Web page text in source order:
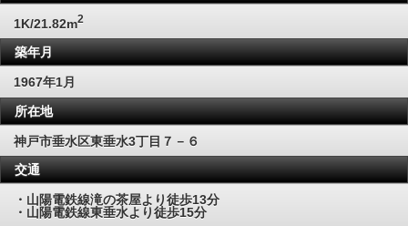
1K/21.82m2
築年月
1967年1月
所在地
神戸市垂水区東垂水3丁目７－６
交通
・山陽電鉄線滝の茶屋より徒歩13分
・山陽電鉄線東垂水より徒歩15分